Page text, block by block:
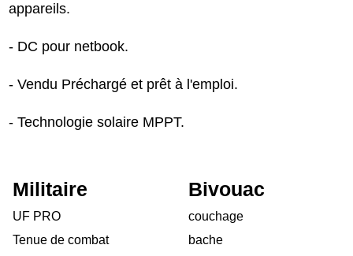
appareils.
- DC pour netbook.
- Vendu Préchargé et prêt à l'emploi.
- Technologie solaire MPPT.
Militaire
UF PRO
Tenue de combat
Bivouac
couchage
bache